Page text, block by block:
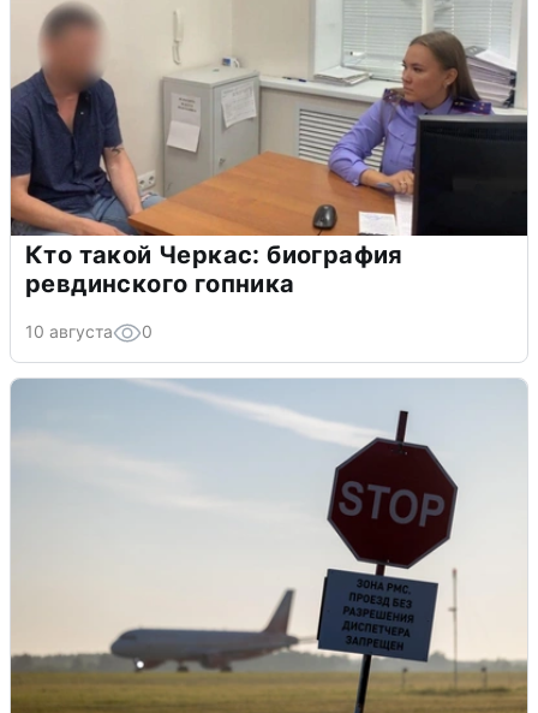
Кто такой Черкас: биография
ревдинского гопника
10 августа 0